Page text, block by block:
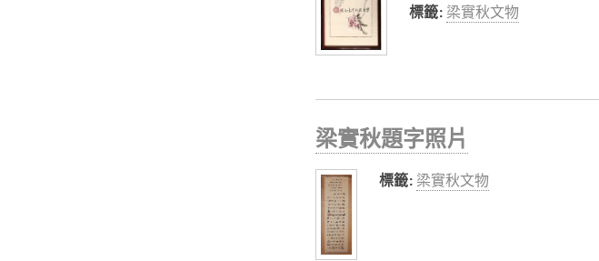
標籤: 梁實秋文物
梁實秋題字照片
標籤: 梁實秋文物